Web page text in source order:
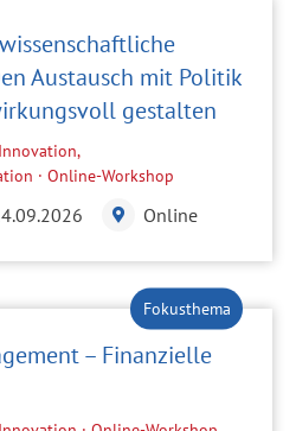
Austausch mit Politik
gestalten
· Online-Workshop
Online
– Finanzielle